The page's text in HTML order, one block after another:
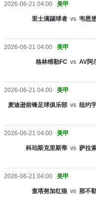
2026-06-21 04:00 美甲
里士满踢球者 vs 韦恩
2026-06-21 04:00 美甲
格林维勒FC vs AV阿
2026-06-21 04:00 美甲
麦迪逊前锋足球俱乐部 vs 纽约
2026-06-21 04:00 美甲
科珀斯克里斯蒂 vs 萨拉
2026-06-21 04:00 美甲
查塔努加红狼 vs 那不